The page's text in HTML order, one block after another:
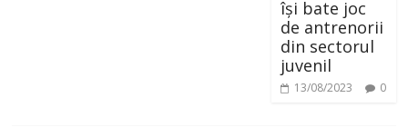
își bate joc
de antrenorii
din sectorul
juvenil
13/08/2023 0